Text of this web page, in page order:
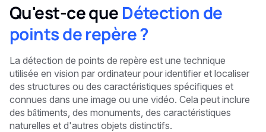
Qu'est-ce que Détection de
points de repère ?
La détection de points de repère est une technique
utilisée en vision par ordinateur pour identifier et localiser
des structures ou des caractéristiques spécifiques et
connues dans une image ou une vidéo. Cela peut inclure
des bâtiments, des monuments, des caractéristiques
naturelles et d'autres objets distinctifs.